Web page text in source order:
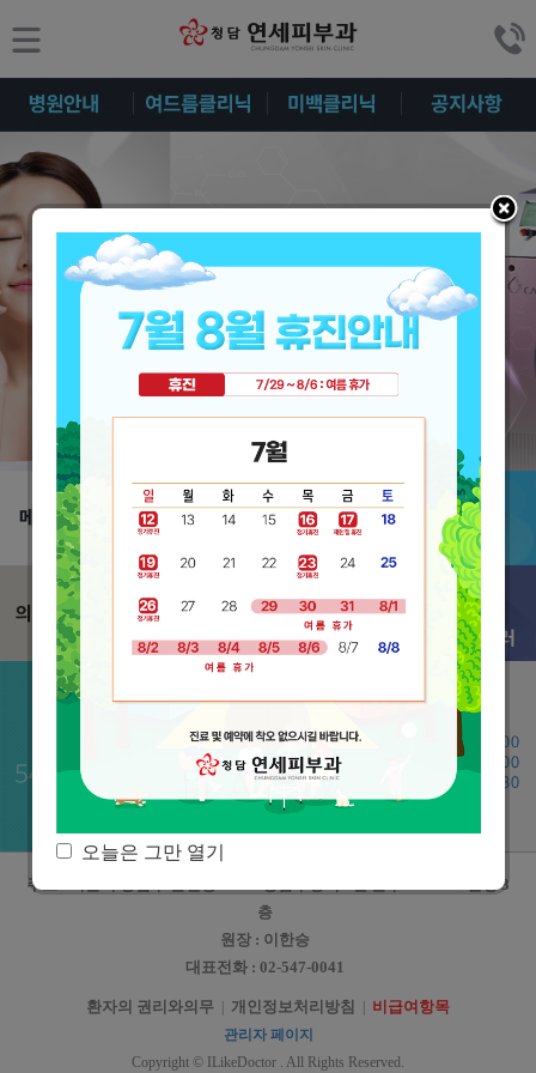
주소 : 서울시 강남구 논현동 241-3 강남구청역 2번 출구 SK HUB 빌딩 3
층
원장 : 이한승
대표전화 : 02-547-0041
환자의 권리와의무 개인정보처리방침 비급여항목
관리자 페이지
Copyright © ILikeDoctor . All Rights Reserved.
오늘은 그만 열기